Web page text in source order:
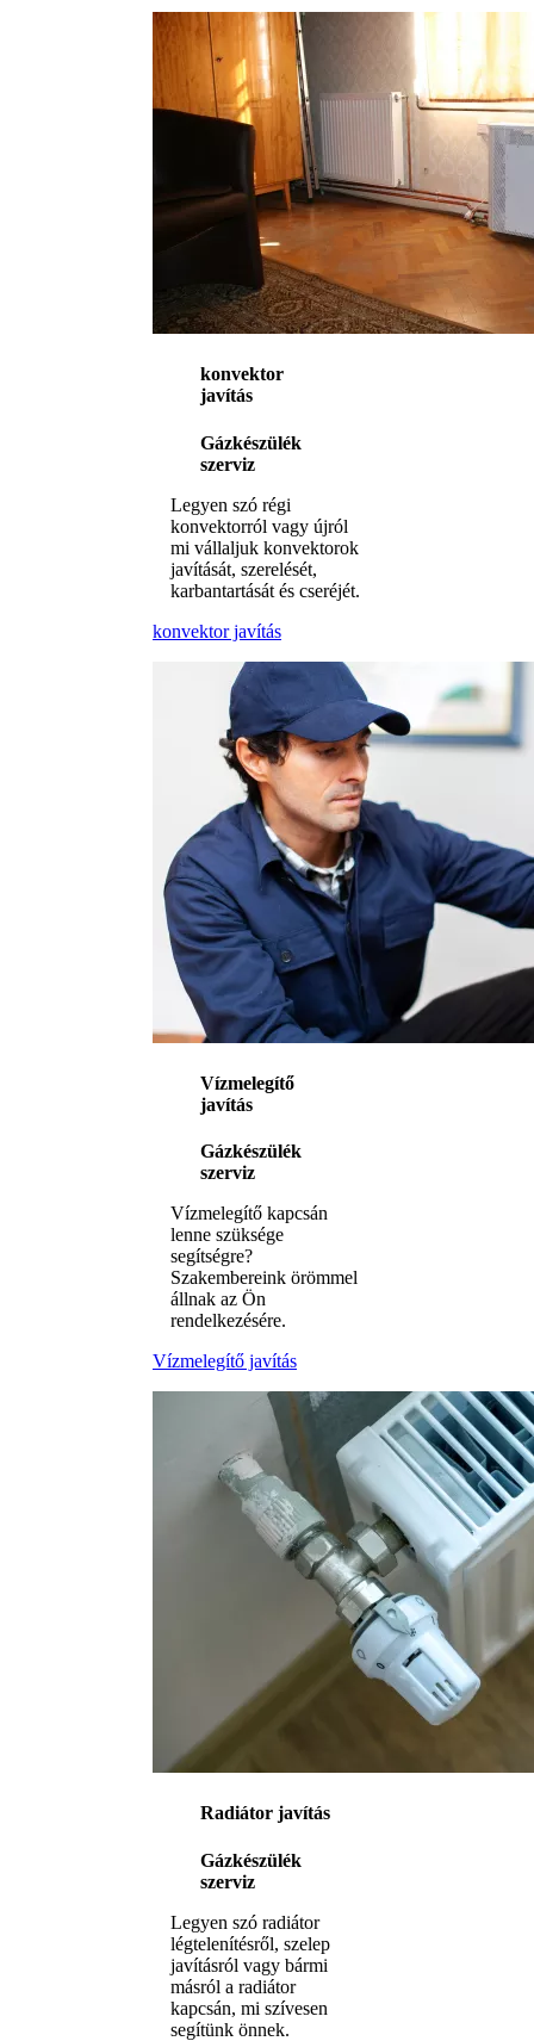
konvektor
javítás
Gázkészülék
szerviz
Legyen szó régi
konvektorról vagy újról
mi vállaljuk konvektorok
javítását, szerelését,
karbantartását és cseréjét.
konvektor javítás
Vízmelegítő
javítás
Gázkészülék
szerviz
Vízmelegítő kapcsán
lenne szüksége
segítségre?
Szakembereink örömmel
állnak az Ön
rendelkezésére.
Vízmelegítő javítás
Radiátor javítás
Gázkészülék
szerviz
Legyen szó radiátor
légtelenítésről, szelep
javításról vagy bármi
másról a radiátor
kapcsán, mi szívesen
segítünk önnek.